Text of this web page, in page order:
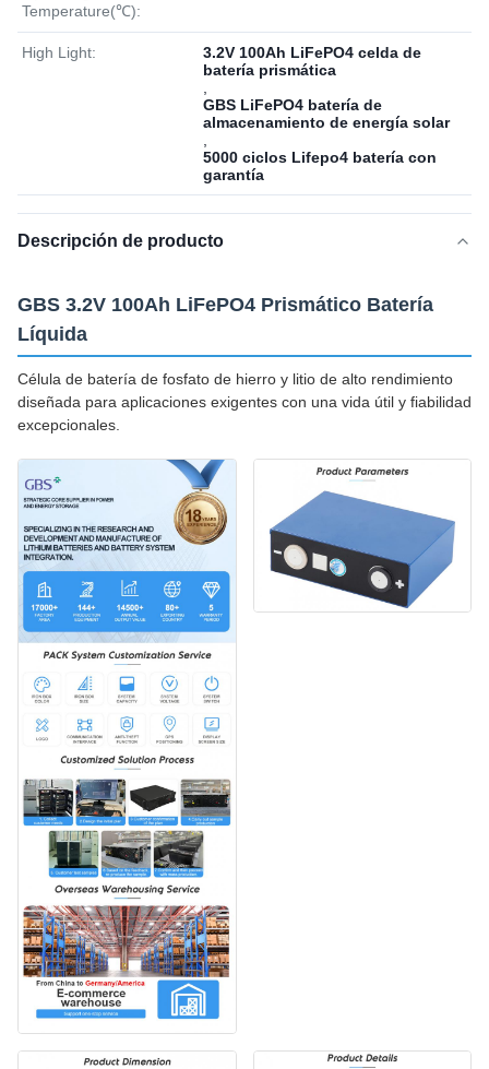
Temperature(℃):
High Light:
3.2V 100Ah LiFePO4 celda de
batería prismática
GBS LiFePO4 batería de
almacenamiento de energía solar
5000 ciclos Lifepo4 batería con
garantía
Descripción de producto
GBS 3.2V 100Ah LiFePO4 Prismático Batería
Líquida
Célula de batería de fosfato de hierro y litio de alto rendimiento
diseñada para aplicaciones exigentes con una vida útil y fiabilidad
excepcionales.